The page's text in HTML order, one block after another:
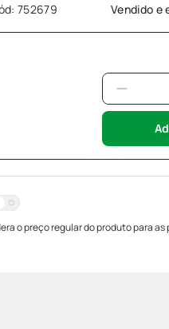
:752679 Vendido e
o preço regular do produto para as